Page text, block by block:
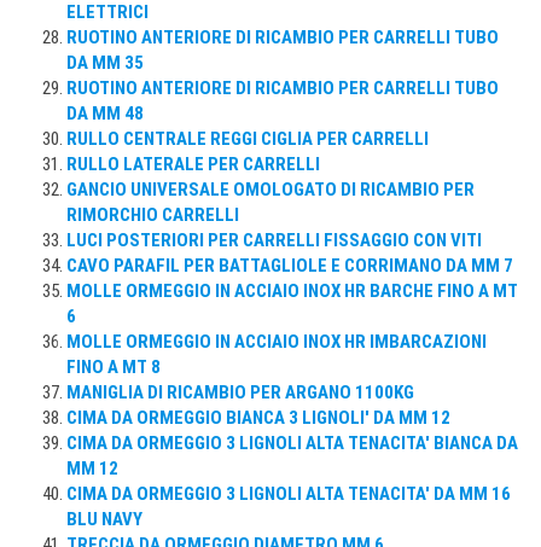
ELETTRICI
RUOTINO ANTERIORE DI RICAMBIO PER CARRELLI TUBO
DA MM 35
RUOTINO ANTERIORE DI RICAMBIO PER CARRELLI TUBO
DA MM 48
RULLO CENTRALE REGGI CIGLIA PER CARRELLI
RULLO LATERALE PER CARRELLI
GANCIO UNIVERSALE OMOLOGATO DI RICAMBIO PER
RIMORCHIO CARRELLI
LUCI POSTERIORI PER CARRELLI FISSAGGIO CON VITI
CAVO PARAFIL PER BATTAGLIOLE E CORRIMANO DA MM 7
MOLLE ORMEGGIO IN ACCIAIO INOX HR BARCHE FINO A MT
6
MOLLE ORMEGGIO IN ACCIAIO INOX HR IMBARCAZIONI
FINO A MT 8
MANIGLIA DI RICAMBIO PER ARGANO 1100KG
CIMA DA ORMEGGIO BIANCA 3 LIGNOLI' DA MM 12
CIMA DA ORMEGGIO 3 LIGNOLI ALTA TENACITA' BIANCA DA
MM 12
CIMA DA ORMEGGIO 3 LIGNOLI ALTA TENACITA' DA MM 16
BLU NAVY